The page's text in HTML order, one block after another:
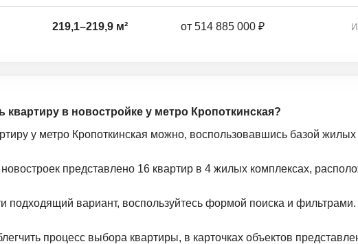
219,1–219,9 м² от 514 885 000 ₽
квартиру в новостройке у метро Кропоткинская?
у метро Кропоткинская можно, воспользовавшись базой
новостроек представлено 16 квартир в 4 жилых комплексах,
подходящий вариант, воспользуйтесь формой поиска и фильтрами.
процесс выбора квартиры, в карточках объектов